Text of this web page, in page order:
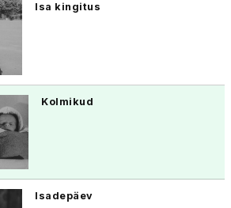
Isa kingitus
Kolmikud
Isadepäev